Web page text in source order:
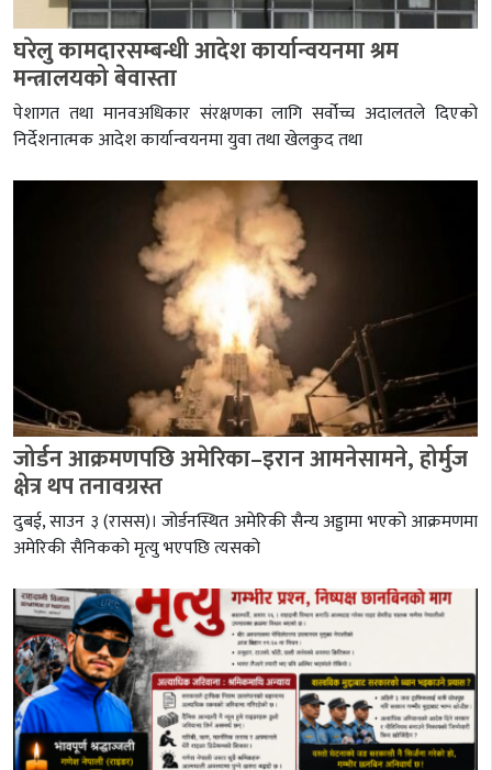
घरेलु कामदारसम्बन्धी आदेश कार्यान्वयनमा श्रम
मन्त्रालयको बेवास्ता
पेशागत तथा मानवअधिकार संरक्षणका लागि सर्वोच्च अदालतले दिएको
निर्देशनात्मक आदेश कार्यान्वयनमा युवा तथा खेलकुद तथा
जोर्डन आक्रमणपछि अमेरिका–इरान आमनेसामने, होर्मुज
क्षेत्र थप तनावग्रस्त
दुबई, साउन ३ (रासस)। जोर्डनस्थित अमेरिकी सैन्य अड्डामा भएको आक्रमणमा
अमेरिकी सैनिकको मृत्यु भएपछि त्यसको